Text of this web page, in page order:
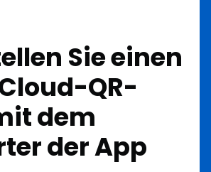
Sie einen
QR-
dem
der App